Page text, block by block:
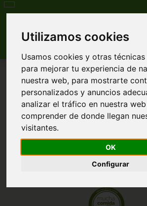
Utilizamos cookies
Usamos cookies y otras
para mejorar tu experiencia de
nuestra web, para mostrarte
personalizados y anuncios
analizar el tráfico en nuestra
comprender de donde llegan
visitantes.
OK
Configurar